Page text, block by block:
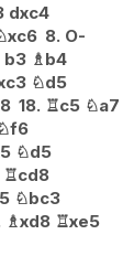
dxc4
xc6 8. O-
b3 ♗ b4
♘d5
18. ♖c5 ♘a7
f6
♘d5
♖cd8
♘bc3
♗xd8 ♖xe5